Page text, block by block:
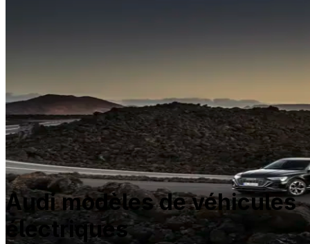
Audi modèles de véhicules
électriques